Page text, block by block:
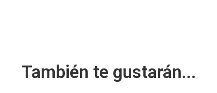
También te gustarán...